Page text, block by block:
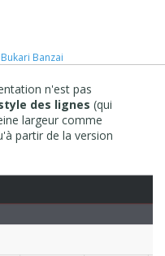
Bukari Banzai
n'est pas
des lignes (qui
largeur comme
partir de la version